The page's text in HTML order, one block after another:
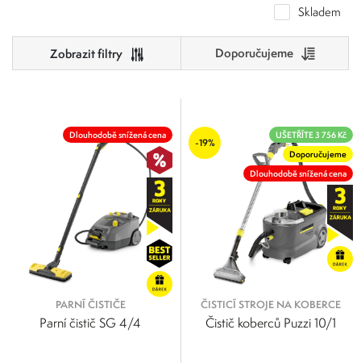
Skladem
Doporučujeme
60 250 180 750 241 000
Výrobci
Kärcher PROFI
Kärcher HOBBY
EAST MOP spol. s.r.o.
Dlouhodobě snížená cena
PARNÍ ČISTIČE
Parní čistič SG 4/4
-19%
UŠETŘÍTE 3 756 Kč
Doporučujeme
Dlouhodobě snížená cena
ČISTICÍ STROJE NA KOBERCE
Čistič koberců Puzzi 10/1